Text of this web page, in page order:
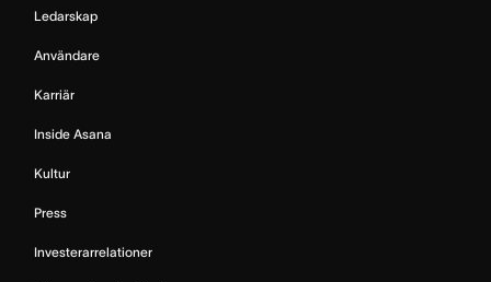
Ledarskap
Användare
Karriär
Inside Asana
Kultur
Press
Investerarrelationer